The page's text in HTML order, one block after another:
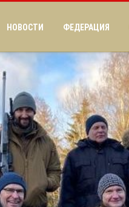
НОВОСТИ ФЕДЕРАЦИЯ